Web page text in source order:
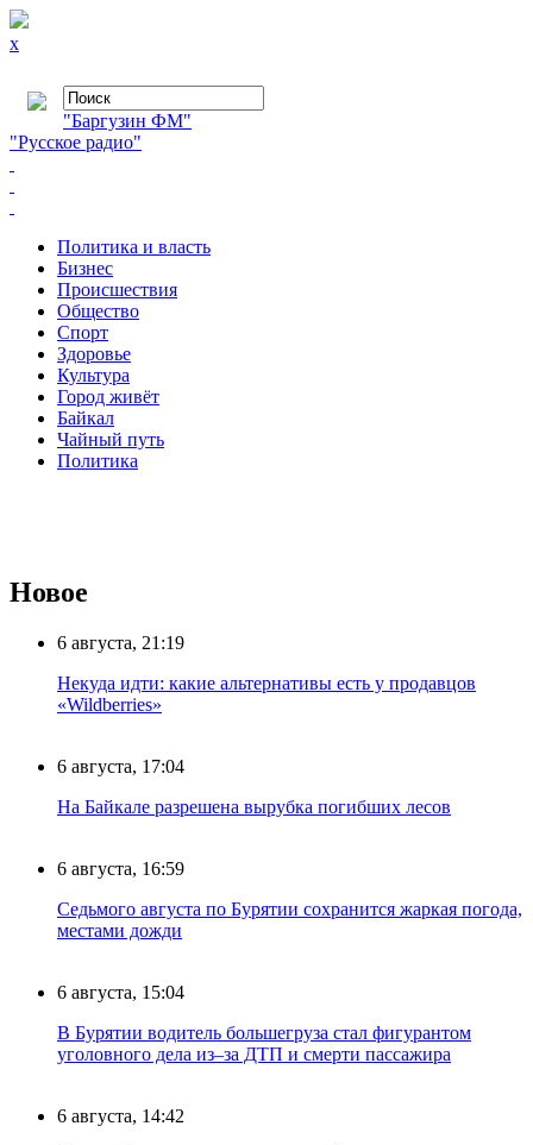
x
"Баргузин ФМ"
"Русское радио"
Политика и власть
Бизнес
Происшествия
Общество
Cпорт
Здоровье
Культура
Город живёт
Байкал
Чайный путь
Политика
Новое
6 августа, 21:19
Некуда идти: какие альтернативы есть у продавцов
«Wildberries»
6 августа, 17:04
На Байкале разрешена вырубка погибших лесов
6 августа, 16:59
Седьмого августа по Бурятии сохранится жаркая погода,
местами дожди
6 августа, 15:04
В Бурятии водитель большегруза стал фигурантом
уголовного дела из–за ДТП и смерти пассажира
6 августа, 14:42